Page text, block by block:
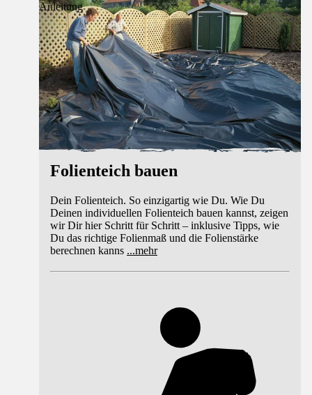
Anleitung
Folienteich bauen
Dein Folienteich. So einzigartig wie Du. Wie Du
Deinen individuellen Folienteich bauen kannst, zeigen
wir Dir hier Schritt für Schritt – inklusive Tipps, wie
Du das richtige Folienmaß und die Folienstärke
berechnen kanns ...mehr